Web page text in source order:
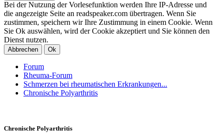
Bei der Nutzung der Vorlesefunktion werden Ihre IP-Adresse und
die angezeigte Seite an readspeaker.com übertragen. Wenn Sie
zustimmen, speichern wir Ihre Zustimmung in einem Cookie. Wenn
Sie Ok auswählen, wird der Cookie akzeptiert und Sie können den
Dienst nutzen.
Abbrechen Ok
Forum
Rheuma-Forum
Schmerzen bei rheumatischen Erkrankungen...
Chronische Polyarthritis
Chronische Polyarthritis